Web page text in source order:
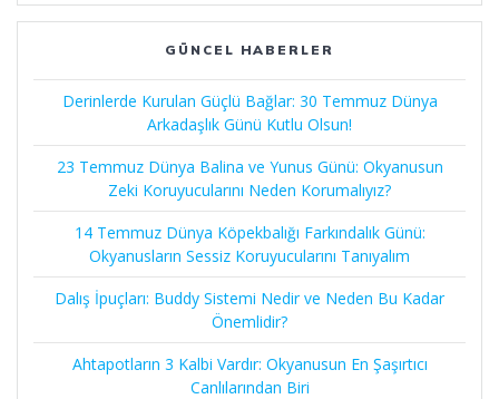
GÜNCEL HABERLER
Derinlerde Kurulan Güçlü Bağlar: 30 Temmuz Dünya
Arkadaşlık Günü Kutlu Olsun!
23 Temmuz Dünya Balina ve Yunus Günü: Okyanusun
Zeki Koruyucularını Neden Korumalıyız?
14 Temmuz Dünya Köpekbalığı Farkındalık Günü:
Okyanusların Sessiz Koruyucularını Tanıyalım
Dalış İpuçları: Buddy Sistemi Nedir ve Neden Bu Kadar
Önemlidir?
Ahtapotların 3 Kalbi Vardır: Okyanusun En Şaşırtıcı
Canlılarından Biri